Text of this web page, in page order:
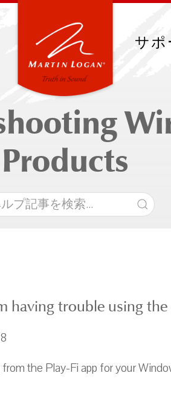
サポ
Products
trouble using the
the Play-Fi app for your